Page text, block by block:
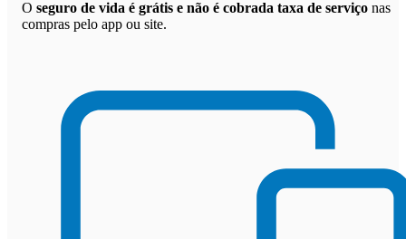
O seguro de vida é grátis e não é cobrada taxa de serviço nas
compras pelo app ou site.